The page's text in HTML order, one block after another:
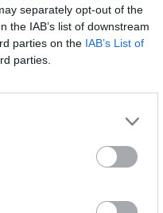
separately opt-out of the
the IAB’s list of downstream
parties on the IAB’s List of
parties.
Leoni
Chi è
agenti, De
PSG,
ma la